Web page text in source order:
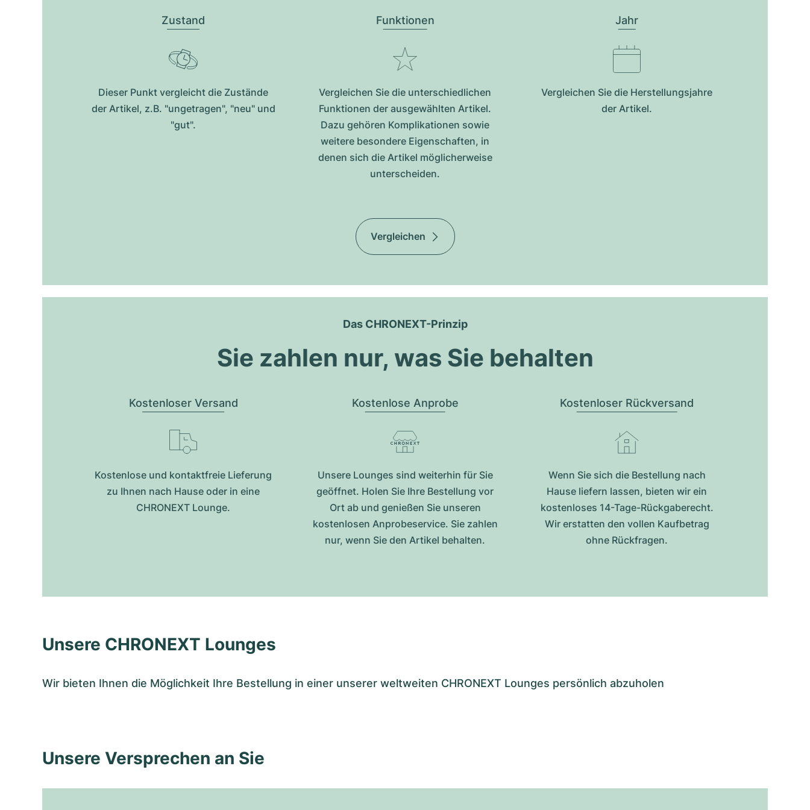
Zustand
Dieser Punkt vergleicht die Zustände
der Artikel, z.B. "ungetragen", "neu" und
"gut".
Funktionen
Vergleichen Sie die unterschiedlichen
Funktionen der ausgewählten Artikel.
Dazu gehören Komplikationen sowie
weitere besondere Eigenschaften, in
denen sich die Artikel möglicherweise
unterscheiden.
Jahr
Vergleichen Sie die Herstellungsjahre
der Artikel.
Vergleichen
Das CHRONEXT-Prinzip
Sie zahlen nur, was Sie behalten
Kostenloser Versand
Kostenlose und kontaktfreie Lieferung
zu Ihnen nach Hause oder in eine
CHRONEXT Lounge.
Kostenlose Anprobe
Unsere Lounges sind weiterhin für Sie
geöffnet. Holen Sie Ihre Bestellung vor
Ort ab und genießen Sie unseren
kostenlosen Anprobeservice. Sie zahlen
nur, wenn Sie den Artikel behalten.
Kostenloser Rückversand
Wenn Sie sich die Bestellung nach
Hause liefern lassen, bieten wir ein
kostenloses 14-Tage-Rückgaberecht.
Wir erstatten den vollen Kaufbetrag
ohne Rückfragen.
Unsere CHRONEXT Lounges
Wir bieten Ihnen die Möglichkeit Ihre Bestellung in einer unserer weltweiten CHRONEXT Lounges persönlich abzuholen
Unsere Versprechen an Sie